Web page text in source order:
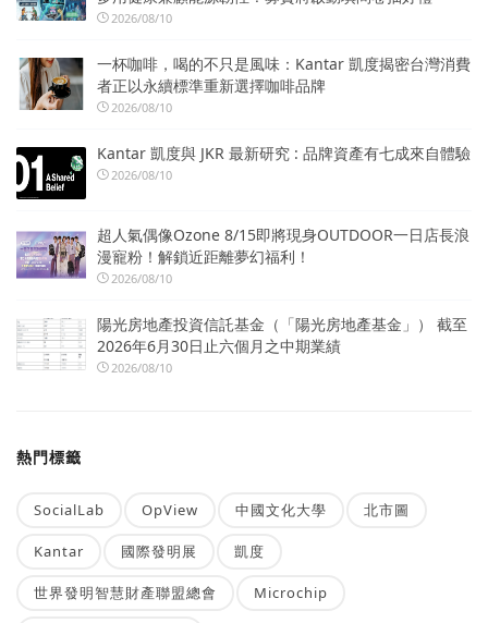
2026/08/10
一杯咖啡，喝的不只是風味：Kantar 凱度揭密台灣消費
者正以永續標準重新選擇咖啡品牌
2026/08/10
Kantar 凱度與 JKR 最新研究 : 品牌資產有七成來自體驗
2026/08/10
超人氣偶像Ozone 8/15即將現身OUTDOOR一日店長浪
漫寵粉！解鎖近距離夢幻福利！
2026/08/10
陽光房地產投資信託基金（「陽光房地產基金」） 截至
2026年6月30日止六個月之中期業績
2026/08/10
熱門標籤
SocialLab OpView 中國文化大學 北市圖
Kantar 國際發明展 凱度
世界發明智慧財產聯盟總會 Microchip